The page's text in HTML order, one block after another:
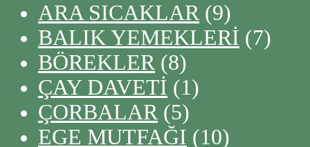
ARA SICAKLAR (9)
BALIK YEMEKLERİ (7)
BÖREKLER (8)
ÇAY DAVETİ (1)
ÇORBALAR (5)
EGE MUTFAĞI (10)